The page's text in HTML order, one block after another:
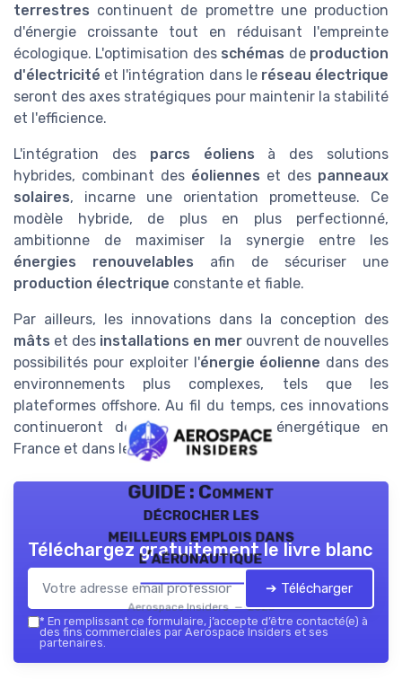
terrestres continuent de promettre une production
d'énergie croissante tout en réduisant l'empreinte
écologique. L'optimisation des schémas de production
d'électricité et l'intégration dans le réseau électrique
seront des axes stratégiques pour maintenir la stabilité
et l'efficience.
L'intégration des parcs éoliens à des solutions
hybrides, combinant des éoliennes et des panneaux
solaires, incarne une orientation prometteuse. Ce
modèle hybride, de plus en plus perfectionné,
ambitionne de maximiser la synergie entre les
énergies renouvelables afin de sécuriser une
production électrique constante et fiable.
Par ailleurs, les innovations dans la conception des
mâts et des installations en mer ouvrent de nouvelles
possibilités pour exploiter l'énergie éolienne dans des
environnements plus complexes, tels que les
plateformes offshore. Au fil du temps, ces innovations
continueront de façonner l'avenir énergétique en
France et dans le monde.
GUIDE : Comment
décrocher les
meilleurs emplois dans
l’aéronautique
Aerospace Insiders — 2026
Téléchargez gratuitement le livre blanc
➔ Télécharger
* En remplissant ce formulaire, j’accepte d’être contacté(e) à
des fins commerciales par Aerospace Insiders et ses
partenaires.